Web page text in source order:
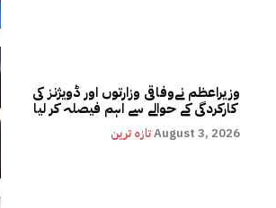
وزیراعظم نےوفاقی وزارتوں اور ڈویژنز کی
کارکردگی کے حوالے سے اہم فیصلہ کر لیا
تازہ ترینAugust 3, 2026